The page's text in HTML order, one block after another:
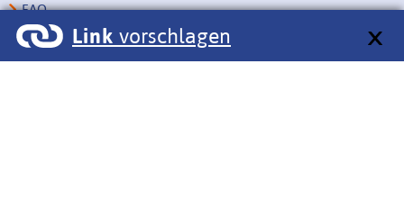
Link vorschlagen
FAQ
Copyright